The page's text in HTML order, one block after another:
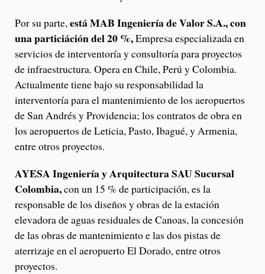
Por su parte,está MAB Ingeniería de Valor S.A., con
una particiáción del 20 %,Empresa especializada en
servicios de interventoría y consultoría para proyectos
de infraestructura. Opera en Chile, Perú y Colombia.
Actualmente tiene bajo su responsabilidad la
interventoría para el mantenimiento de los aeropuertos
de San Andrés y Providencia; los contratos de obra en
los aeropuertos de Leticia, Pasto, Ibagué, y Armenia,
entre otros proyectos.
AYESA Ingeniería y Arquitectura SAU Sucursal
Colombia,con un 15 % de participación, es la
responsable de los diseños y obras de la estación
elevadora de aguas residuales de Canoas, la concesión
de las obras de mantenimiento e las dos pistas de
aterrizaje en el aeropuerto El Dorado, entre otros
proyectos.